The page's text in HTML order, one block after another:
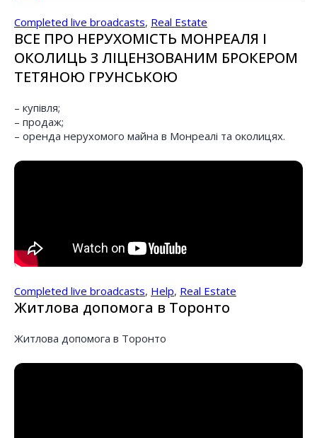
Completed live broadcasts, Real Estate
ВСЕ ПРО НЕРУХОМІСТЬ МОНРЕАЛЯ І
ОКОЛИЦЬ З ЛІЦЕНЗОВАНИМ БРОКЕРОМ
ТЕТЯНОЮ ГРУНСЬКОЮ
– купівля;
– продаж;
– оренда нерухомого майна в Монреалі та околицях.
Completed live broadcasts, Help, Real Estate
Житлова допомога в Торонто
Житлова допомога в Торонто